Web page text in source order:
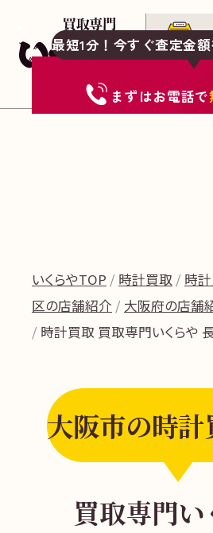
最短1分！今すぐ査定金
まずはお電話で
いくらやTOP 時計買取 時
区の店舗紹介
大阪府の店舗
時計買取 買取専門いくらや
大阪市の時
買取専門